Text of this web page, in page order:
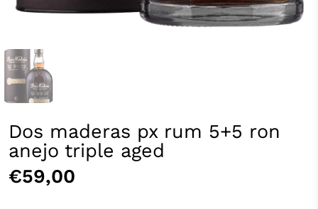
Dos maderas px rum 5+5 ron
anejo triple aged
€59,00